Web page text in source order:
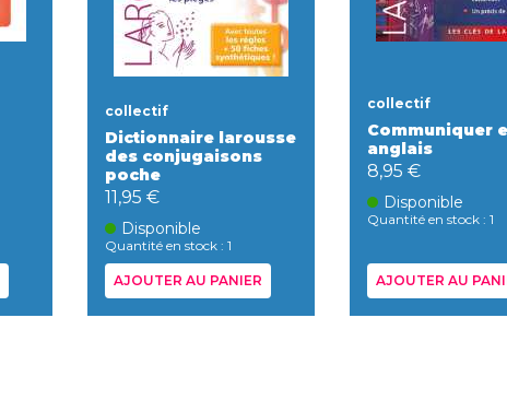
collectif
Dictionnaire larousse
des conjugaisons
poche
11,95 €
Disponible
Quantité en stock : 1
AJOUTER AU PANIER
collectif
Communiquer
anglais
8,95 €
Disponible
Quantité en stock : 1
AJOUTER AU